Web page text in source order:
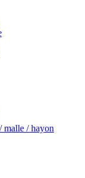
malle / hayon